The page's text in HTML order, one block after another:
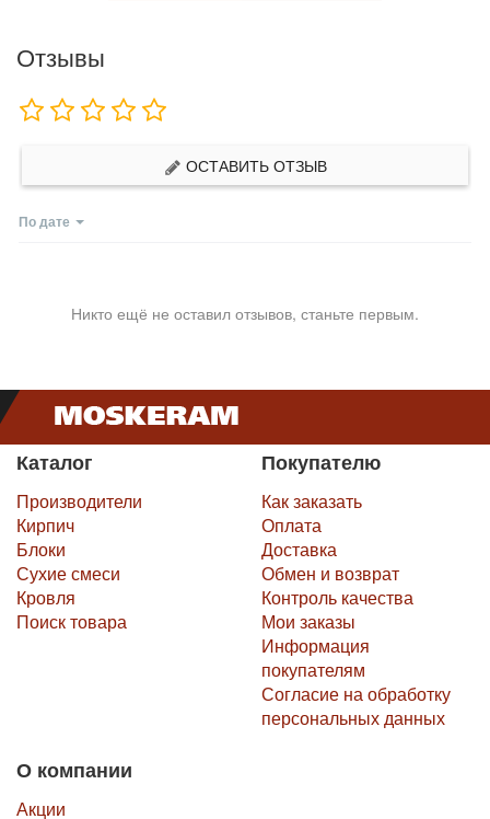
Отзывы
ОСТАВИТЬ ОТЗЫВ
По дате
Никто ещё не оставил отзывов, станьте первым.
Каталог
Производители
Кирпич
Блоки
Сухие смеси
Кровля
Поиск товара
Покупателю
Как заказать
Оплата
Доставка
Обмен и возврат
Контроль качества
Мои заказы
Информация
покупателям
Согласие на обработку
персональных данных
О компании
Акции